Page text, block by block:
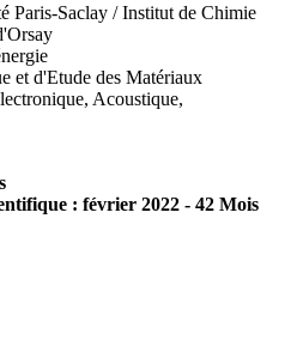
Saclay / Institut de Chimie
et d'Etude des Matériaux
Acoustique,
: février 2022 - 42 Mois